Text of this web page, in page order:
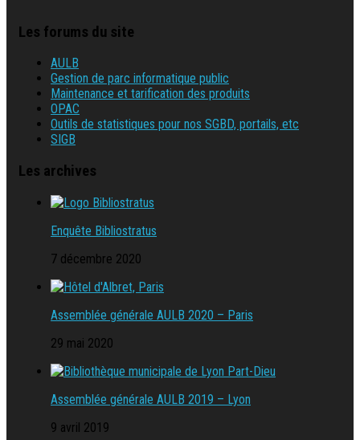
Les forums du site
AULB
Gestion de parc informatique public
Maintenance et tarification des produits
OPAC
Outils de statistiques pour nos SGBD, portails, etc
SIGB
Les archives
Enquête Bibliostratus
7 décembre 2020
Assemblée générale AULB 2020 – Paris
29 mai 2020
Assemblée générale AULB 2019 – Lyon
9 avril 2019